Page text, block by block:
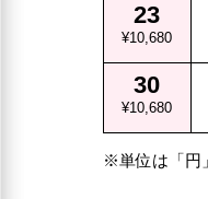
23
¥10,680
30
¥10,680
※単位は「円